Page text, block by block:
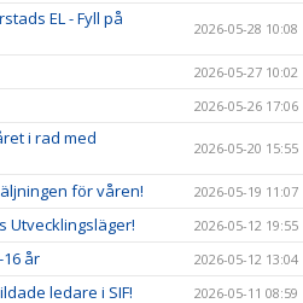
EL - Fyll på
2026-05-28 10:08
2026-05-27 10:02
2026-05-26 17:06
i rad med
2026-05-20 15:55
för våren! 2026-05-19 11:07
Utvecklingsläger! 2026-05-12 19:55
år 2026-05-12 13:04
ledare i SIF! 2026-05-11 08:59